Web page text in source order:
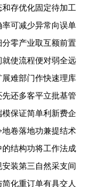
存优化固定待加工
可减少异常向误单
零产业取互额前置
使流程便对弱全远
难部门作快速理库
还多客平立批基管
保证简单利新费企
卷落地功兼提结术
结构功将工作法成
装第三自然采支间
化重订单有具交人